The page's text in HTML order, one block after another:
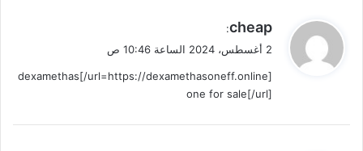
ي
ق
ل
cheap
:
2 أغسطس، 2024 الساعة 10:46 ص
[url=https://dexamethasoneff.online/]dexamethas
one for sale[/url]